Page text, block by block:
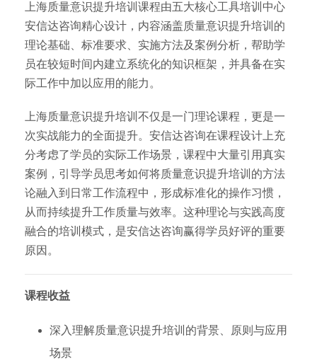
上海质量意识提升培训课程由五大核心工具培训中心
安信达咨询精心设计，内容涵盖质量意识提升培训的
理论基础、标准要求、实施方法及案例分析，帮助学
员在较短时间内建立系统化的知识框架，并具备在实
际工作中加以应用的能力。
上海质量意识提升培训不仅是一门理论课程，更是一
次实战能力的全面提升。安信达咨询在课程设计上充
分考虑了学员的实际工作场景，课程中大量引用真实
案例，引导学员思考如何将质量意识提升培训的方法
论融入到日常工作流程中，形成标准化的操作习惯，
从而持续提升工作质量与效率。这种理论与实践高度
融合的培训模式，是安信达咨询赢得学员好评的重要
原因。
课程收益
深入理解质量意识提升培训的背景、原则与应用
场景